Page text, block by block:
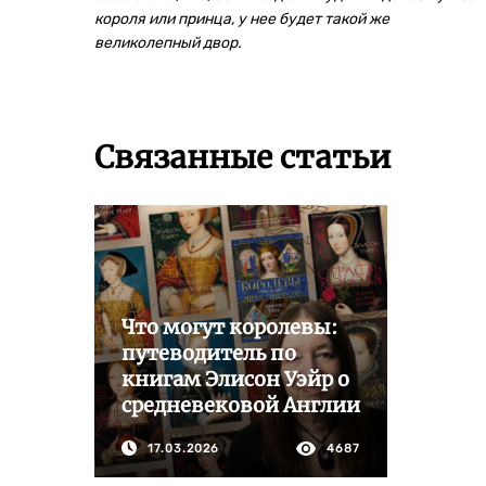
короля или принца, у нее будет такой же
великолепный двор.
Связанные статьи
Что могут королевы:
путеводитель по
книгам Элисон Уэйр о
средневековой Англии
17.03.2026 4687